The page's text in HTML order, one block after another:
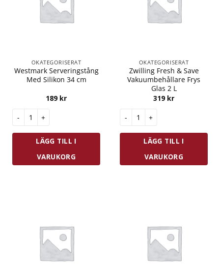
OKATEGORISERAT
Westmark Serveringstång
Med Silikon 34 cm
189 kr
Westmark Serveringstång Med Silikon 34 cm mängd
LÄGG TILL I
VARUKORG
OKATEGORISERAT
Zwilling Fresh & Save
Vakuumbehållare Frys
Glas 2 L
319 kr
Zwilling Fresh & Save
LÄGG TILL I
VARUKORG